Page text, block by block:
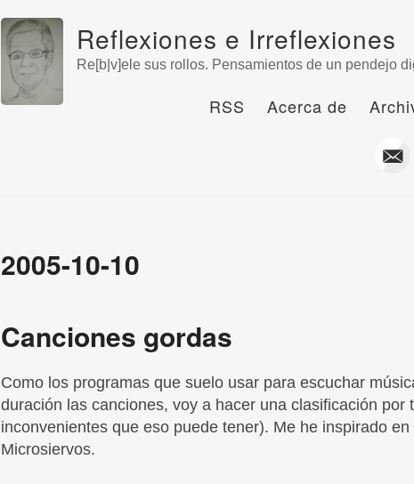
Reflexiones e Irreflexiones
Re[b|v]ele sus rollos. Pensamientos de un pendejo
RSS Acerca de
2005-10-10
Canciones gordas
Como los programas que suelo usar para escuchar
duración las canciones, voy a hacer una clasificación por
inconvenientes que eso puede tener). Me he inspirado en
Microsiervos.